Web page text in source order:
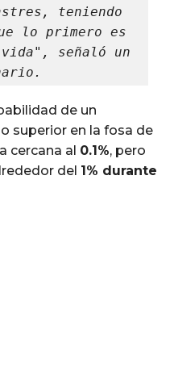
teniendo
lo primero es
señaló un
de un
superior en la fosa de
cercana al 0.1%, pero
del 1% durante